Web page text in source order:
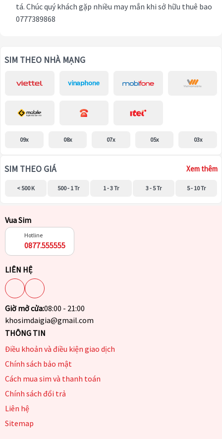
tá. Chúc quý khách gặp nhiều may mắn khi sở hữu thuê bao
0777389868
SIM THEO NHÀ MẠNG
09x 08x 07x 05x 03x
SIM THEO GIÁ Xem thêm
< 500 K 500 - 1 Tr 1 - 3 Tr 3 - 5 Tr 5 - 10 Tr
Vua Sim
Hotline
0877.555555
LIÊN HỆ
Giờ mở cửa:08:00 - 21:00
khosimdaigia@gmail.com
THÔNG TIN
Điều khoản và điều kiện giao dịch
Chính sách bảo mật
Cách mua sim và thanh toán
Chính sách đổi trả
Liên hệ
Sitemap